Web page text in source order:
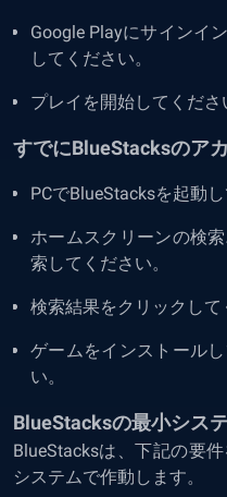
Google Playにサインイ
してください。
プレイを開始してくださ
すでにBlueStacksのア
PCでBlueStacksを起動し
ホームスクリーンの検
索してください。
検索結果をクリックして
ゲームをインストール
い。
BlueStacksの最小シス
BlueStacksは、下記の要
システムで作動します。